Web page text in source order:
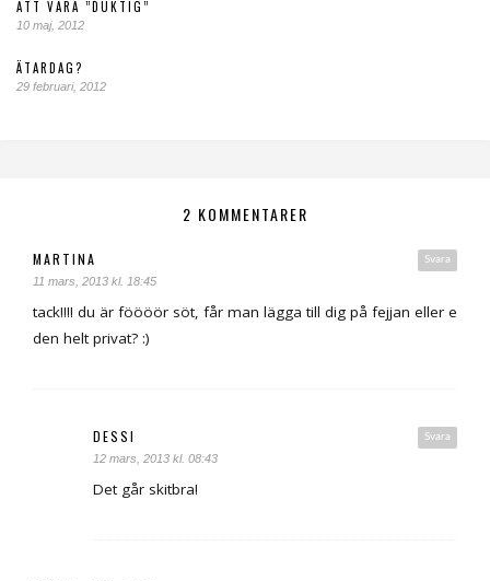
ATT VARA ”DUKTIG”
10 maj, 2012
ÄTARDAG?
29 februari, 2012
2 KOMMENTARER
Svara
MARTINA
11 mars, 2013 kl. 18:45
tack!!!! du är föööör söt, får man lägga till dig på fejjan eller e
den helt privat? :)
Svara
DESSI
12 mars, 2013 kl. 08:43
Det går skitbra!